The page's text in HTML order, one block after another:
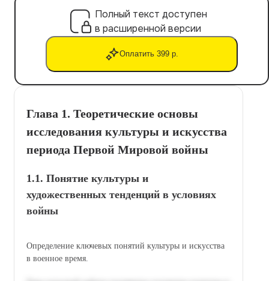
Полный текст доступен
в расширенной версии
Оплатить 399 р.
Глава 1. Теоретические основы
исследования культуры и искусства
периода Первой Мировой войны
1.1. Понятие культуры и
художественных тенденций в условиях
войны
Определение ключевых понятий культуры и искусства
в военное время.